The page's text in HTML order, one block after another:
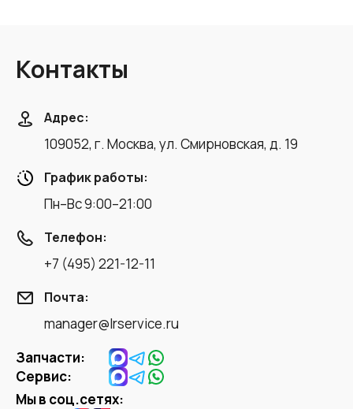
Контакты
Адрес:
109052, г. Москва, ул. Смирновская, д. 19
График работы:
Пн–Вс 9:00–21:00
Телефон:
+7 (495) 221-12-11
Почта:
manager@lrservice.ru
Запчасти:
Сервис:
Мы в соц.сетях: